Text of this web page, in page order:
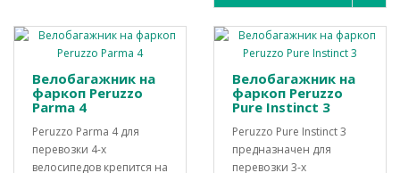
Велобагажник на
фаркоп Peruzzo
Parma 4
Peruzzo Parma 4 для
перевозки 4-х
велосипедов крепится на
Велобагажник на
фаркоп Peruzzo
Pure Instinct 3
Peruzzo Pure Instinct 3
предназначен для
перевозки 3-х